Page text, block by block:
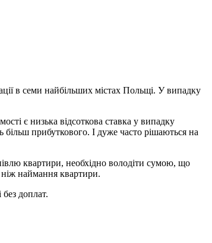
в семи найбільших містах Польщі. У випадку
є низька відсоткова ставка у випадку
більш прибуткового. І дуже часто рішаються на
квартири, необхідно володіти сумою, що
наймання квартири.
без доплат.